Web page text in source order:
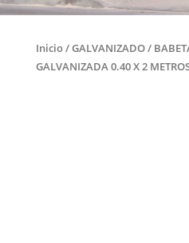
Inicio/GALVANIZADO/
GALVANIZADA 0.40 X 2